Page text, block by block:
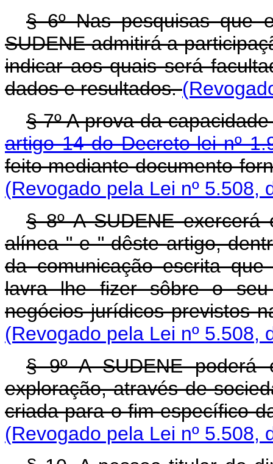
§ 6º Nas pesquisas que
SUDENE admitirá a
indicar aos quais será
dados e resultados.
§ 7º A prova da
artigo 14 do Decreto-lei nº
feito mediante documento
(Revogado pela Lei nº 5.508,
§ 8º A SUDENE
alínea " e " dêste artigo,
da comunicação escrita
lavra lhe fizer sôbre o
negócios jurídicos previstos
(Revogado pela Lei nº 5.508,
§ 9º A SUDENE poderá
exploração, através de
criada para o fim específico
(Revogado pela Lei nº 5.508,